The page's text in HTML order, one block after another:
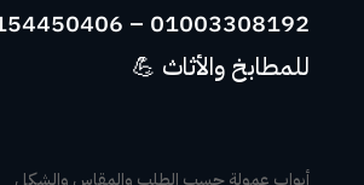
للمطابخ والأثاث 💪
أبواب عمولة حسب الطلب والمقاس والشكل